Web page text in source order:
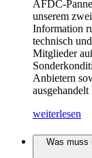
AFDC-
unserem
Information
technisch
Mitglieder
Anbietern
weiterlesen
Was muss